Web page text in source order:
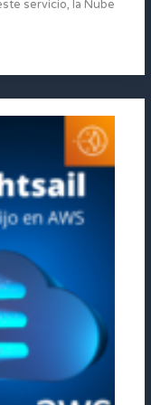
servicio, la Nube